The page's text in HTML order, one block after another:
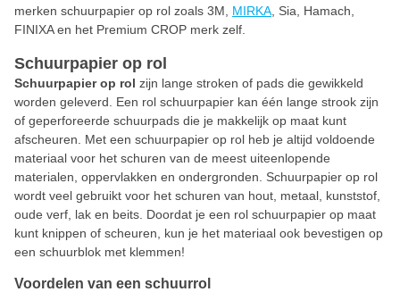
merken schuurpapier op rol zoals 3M, MIRKA , Sia, Hamach,
FINIXA en het Premium CROP merk zelf.
Schuurpapier op rol
Schuurpapier op rol zijn lange stroken of pads die gewikkeld
worden geleverd. Een rol schuurpapier kan één lange strook zijn
of geperforeerde schuurpads die je makkelijk op maat kunt
afscheuren. Met een schuurpapier op rol heb je altijd voldoende
materiaal voor het schuren van de meest uiteenlopende
materialen, oppervlakken en ondergronden. Schuurpapier op rol
wordt veel gebruikt voor het schuren van hout, metaal, kunststof,
oude verf, lak en beits. Doordat je een rol schuurpapier op maat
kunt knippen of scheuren, kun je het materiaal ook bevestigen op
een schuurblok met klemmen!
Voordelen van een schuurrol